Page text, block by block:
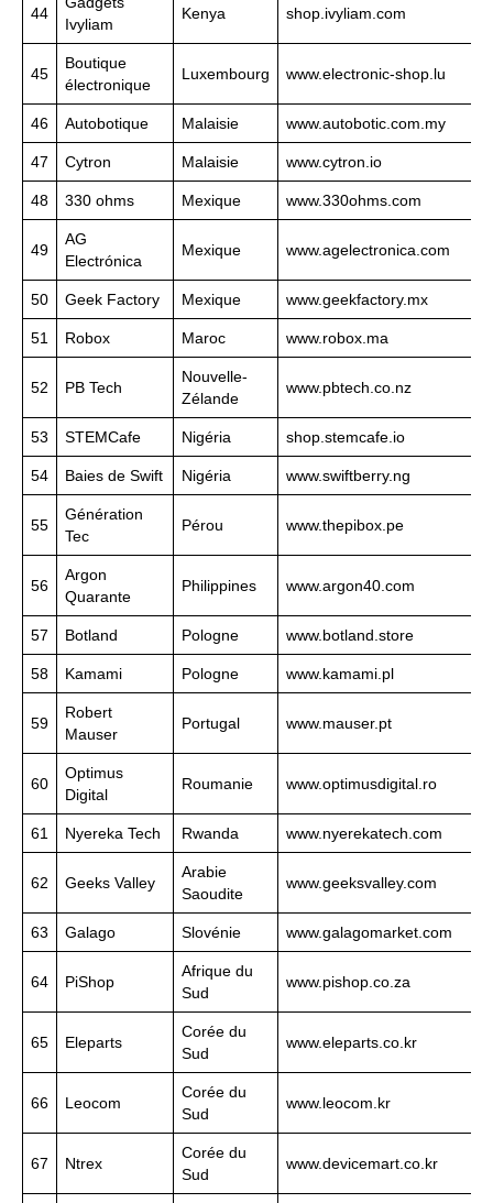
44
Ivyliam
Kenya shop.ivyliam.com
45
Boutique
électronique
Luxembourg www.electronic-shop.lu
46 Autobotique Malaisie www.autobotic.com.my
47 Cytron Malaisie www.cytron.io
48 330 ohms Mexique www.330ohms.com
49
AG
Electrónica
Mexique www.agelectronica.com
50 Geek Factory Mexique www.geekfactory.mx
51 Robox Maroc www.robox.ma
52 PB Tech
Nouvelle-
Zélande
www.pbtech.co.nz
53 STEMCafe Nigéria shop.stemcafe.io
54 Baies de Swift Nigéria www.swiftberry.ng
55
Génération
Tec
Pérou www.thepibox.pe
56
Argon
Quarante
Philippines www.argon40.com
57 Botland Pologne www.botland.store
58 Kamami Pologne www.kamami.pl
59
Robert
Mauser
Portugal www.mauser.pt
60
Optimus
Digital
Roumanie www.optimusdigital.ro
61 Nyereka Tech Rwanda www.nyerekatech.com
62 Geeks Valley
Arabie
Saoudite
www.geeksvalley.com
63 Galago Slovénie www.galagomarket.com
64 PiShop
Afrique du
Sud
www.pishop.co.za
65 Eleparts
Corée du
Sud
www.eleparts.co.kr
66 Leocom
Corée du
Sud
www.leocom.kr
67 Ntrex
Corée du
Sud
www.devicemart.co.kr